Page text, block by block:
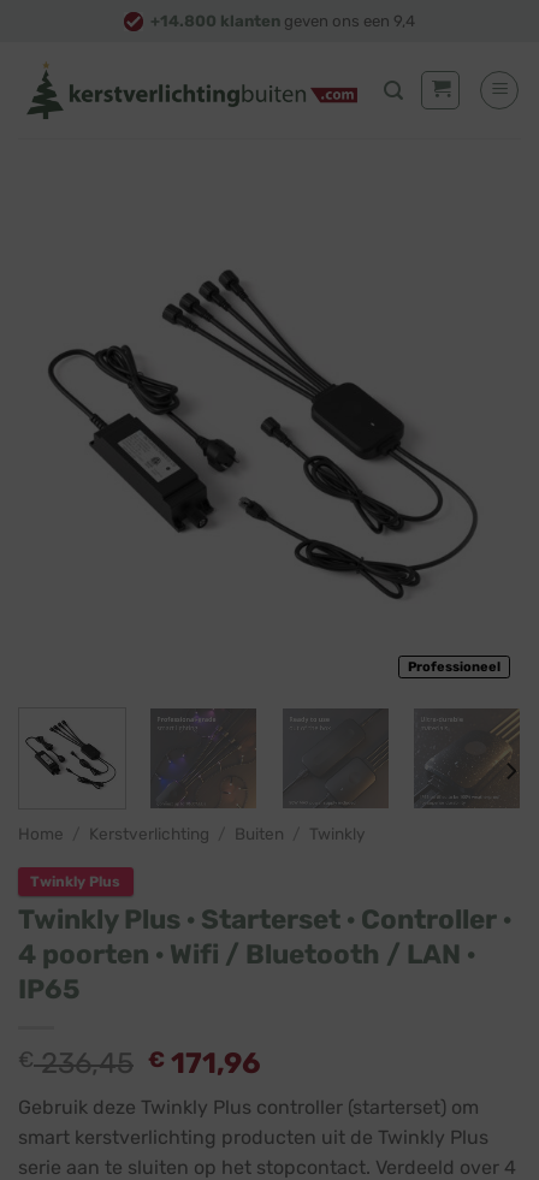
content
+14.800 klanten geven ons een 9,4
Professioneel
Home Kerstverlichting Buiten Twinkly
Twinkly Plus
Twinkly Plus · Starterset · Controller ·
4 poorten · Wifi / Bluetooth / LAN ·
IP65
€236,45 Oorspronkelijke
was:
€ 236,45.
€ 171,96
is:
€ 171,96.
Gebruik deze Twinkly Plus controller (starterset) om
smart kerstverlichting producten uit de Twinkly Plus
serie aan te sluiten op het stopcontact. Verdeeld over 4